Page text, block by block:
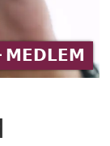
𝗠𝗘𝗗𝗟𝗘𝗠